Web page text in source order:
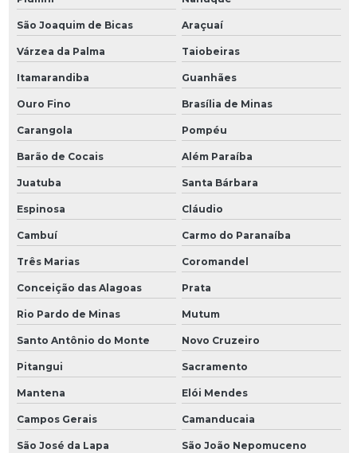
São Joaquim de Bicas Araçuaí
Várzea da Palma Taiobeiras
Itamarandiba Guanhães
Ouro Fino Brasília de Minas
Carangola Pompéu
Barão de Cocais Além Paraíba
Juatuba Santa Bárbara
Espinosa Cláudio
Cambuí Carmo do Paranaíba
Três Marias Coromandel
Conceição das Alagoas Prata
Rio Pardo de Minas Mutum
Santo Antônio do Monte Novo Cruzeiro
Pitangui Sacramento
Mantena Elói Mendes
Campos Gerais Camanducaia
São José da Lapa São João Nepomuceno